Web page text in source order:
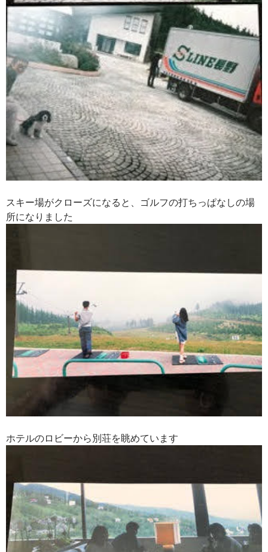
スキー場がクローズになると、
ゴルフの打ちっぱなしの場
所になりました
ホテルのロビーから別荘を眺めています